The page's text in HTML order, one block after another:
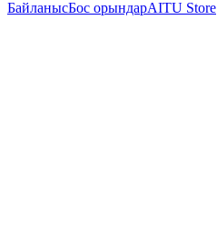
БайланысБос орындарAITU Store